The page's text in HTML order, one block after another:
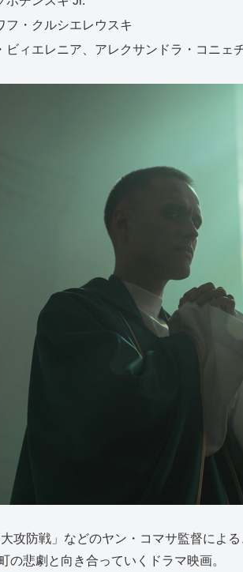
フ・クルシエレウスキ
ビィエレニア、アレクサンドラ・コニ
大攻防戦」などのヤン・コマサ監督によ
の悲劇と向き合っていくドラマ映画。